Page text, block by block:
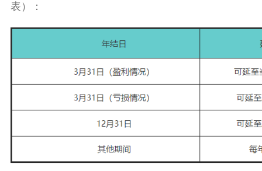
表）：